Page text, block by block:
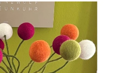
Daisies